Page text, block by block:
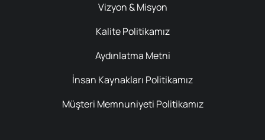
Vizyon & Misyon
Kalite Politikamız
Aydınlatma Metni
İnsan Kaynakları Politikamız
Müşteri Memnuniyeti Politikamız